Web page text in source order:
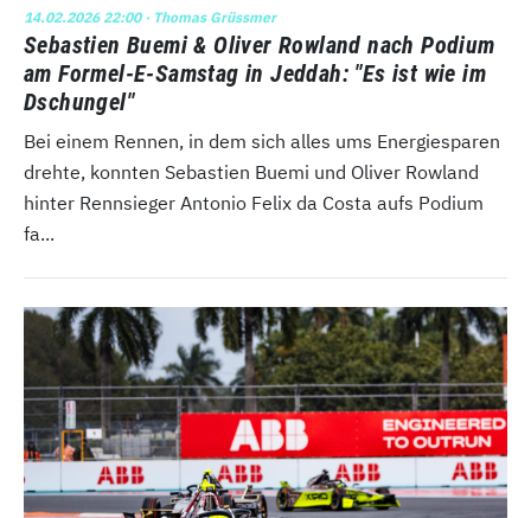
14.02.2026 22:00· Thomas Grüssmer
Sebastien Buemi & Oliver Rowland nach Podium
am Formel-E-Samstag in Jeddah: "Es ist wie im
Dschungel"
Bei einem Rennen, in dem sich alles ums Energiesparen
drehte, konnten Sebastien Buemi und Oliver Rowland
hinter Rennsieger Antonio Felix da Costa aufs Podium
fa...